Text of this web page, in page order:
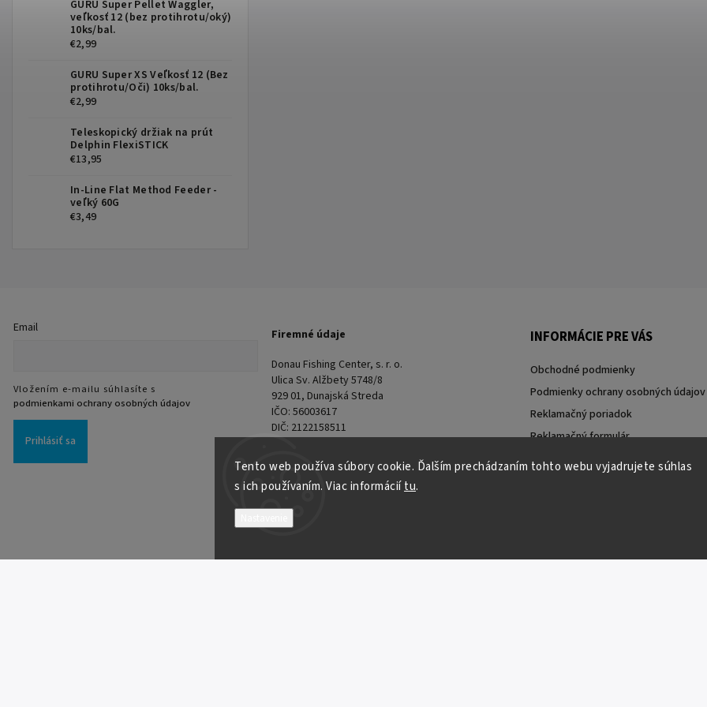
Tento web používa súbory cookie. Ďalším prechádzaním tohto webu vyjadrujete súhlas
s ich používaním. Viac informáciítu.
GURU Super Pellet Waggler,
veľkosť 12 (bez protihrotu/oký)
10ks/bal.
€2,99
GURU Super XS Veľkosť 12 (Bez
protihrotu/Oči) 10ks/bal.
€2,99
Teleskopický držiak na prút
Delphin FlexiSTICK
€13,95
In-Line Flat Method Feeder -
veľký 60G
€3,49
Email
Vložením e-mailu súhlasíte s
podmienkami ochrany osobných údajov
Prihlásiť sa
Firemné údaje
Donau Fishing Center, s. r. o.
Ulica Sv. Alžbety 5748/8
929 01, Dunajská Streda
IČO: 56003617
DIČ: 2122158511
INFORMÁCIE PRE VÁS
Obchodné podmienky
Podmienky ochrany osobných údajov
Reklamačný poriadok
Reklamačný formulár